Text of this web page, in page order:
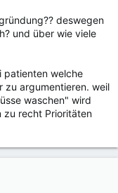
deswegen
und über wie viele
patienten welche
zu argumentieren. weil
waschen" wird
zu recht Prioritäten